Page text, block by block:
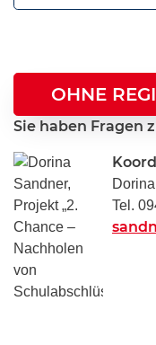
OHNE
Sie haben Fragen
Tel.